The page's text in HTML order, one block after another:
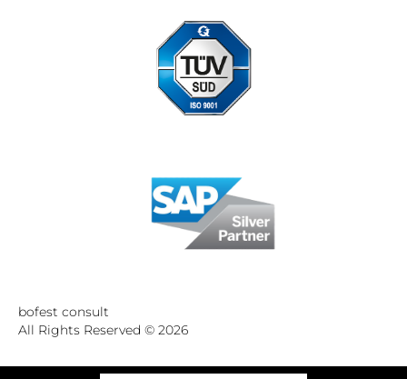
bofest consult
All Rights Reserved © 2026